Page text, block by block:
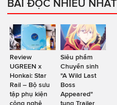
BÀI ĐỌC NHIỀU NHẤT
Review
UGREEN x
Honkai: Star
Rail – Bộ sưu
tập phụ kiện
công nghệ
Siêu phẩm
Chuyển sinh
"A Wild Last
Boss
Appeared"
tung Trailer